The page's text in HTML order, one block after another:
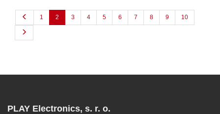
1 2 3 4 5 6 7 8 9 10
PLAY Electronics, s. r. o.